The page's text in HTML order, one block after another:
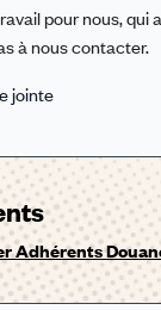
pour nous,
à nous contacter.
jointe
Adhérents